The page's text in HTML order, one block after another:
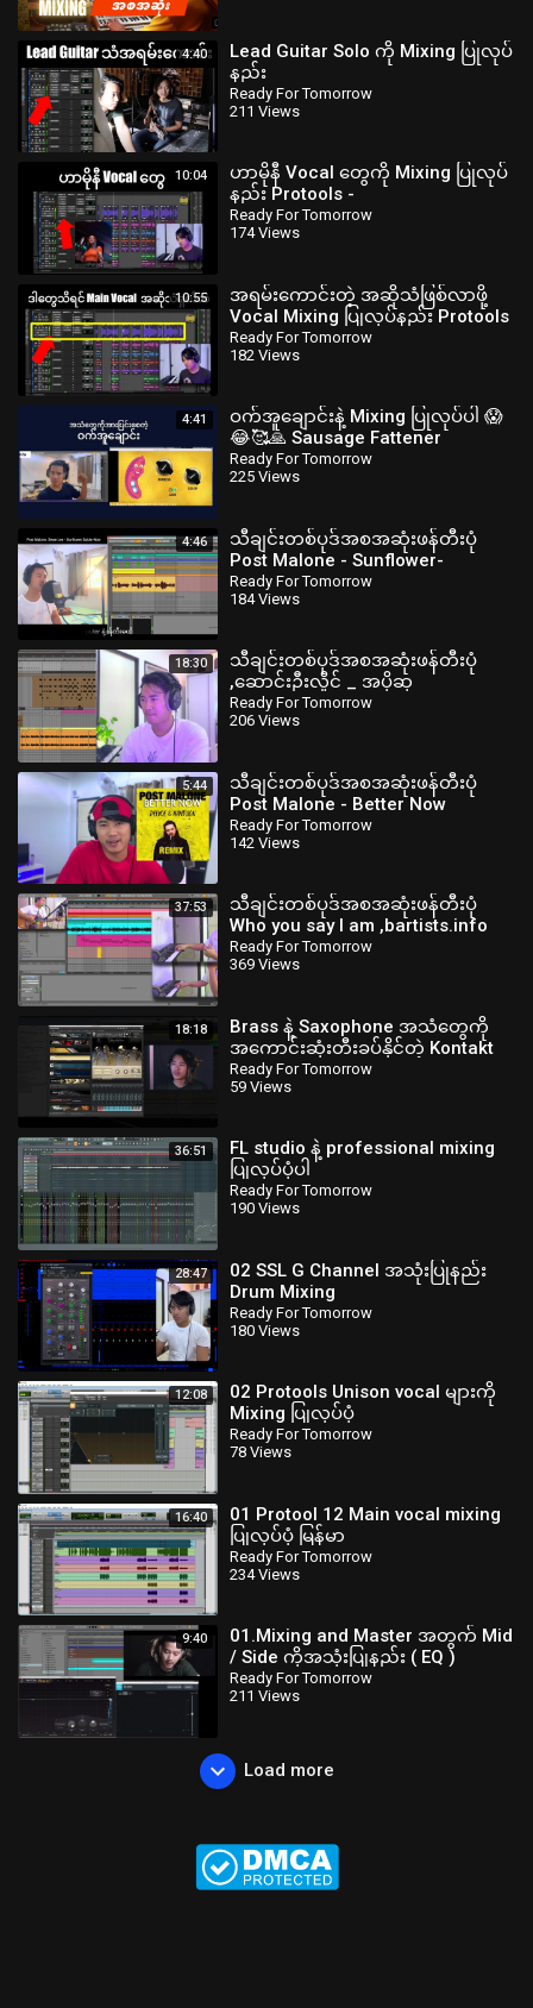
4:40
Lead Guitar Solo ကို Mixing ပြုလုပ်
နည်း
‪@readyfortomorrowmyanmar‬
‪@zawlattros‬
Ready For Tomorrow
211 Views
10:04
ဟာမိုနီ Vocal တွေကို Mixing ပြုလုပ်
နည်း Protools -
‪@readyfortomorrowmyanmar‬
#bartists.info
Ready For Tomorrow
174 Views
10:55
အရမ်းကောင်းတဲ့ အဆိုသံဖြစ်လာဖို့
Vocal Mixing ပြုလုပ်နည်း Protools
myanmar
Ready For Tomorrow
182 Views
4:41
ဝက်အူချောင်းနဲ့ Mixing ပြုလုပ်ပါ 😱
😂🥰🙏 Sausage Fattener
,readyfortomorrowmyanmar
Ready For Tomorrow
225 Views
4:46
သီချင်းတစ်ပုဒ်အစအဆုံးဖန်တီးပုံ
Post Malone - Sunflower-
bartists.info
Ready For Tomorrow
184 Views
18:30
သီချင်းတစ်ပုဒ်အစအဆုံးဖန်တီးပုံ
,ဆောင်းဦးလှိုင် _ အပိုဆု
Bartists.info
Ready For Tomorrow
206 Views
5:44
သီချင်းတစ်ပုဒ်အစအဆုံးဖန်တီးပုံ
Post Malone - Better Now
,Bartists.info
Ready For Tomorrow
142 Views
37:53
သီချင်းတစ်ပုဒ်အစအဆုံးဖန်တီးပုံ
Who you say I am ,bartists.info
Ready For Tomorrow
369 Views
18:18
Brass နဲ့ Saxophone အသံတွေကို
အကောင်းဆုံးတီးခပ်နိုင်တဲ့ Kontakt
library များ
Ready For Tomorrow
59 Views
36:51
FL studio နဲ့ professional mixing
ပြုလုပ်ပုံပါ
Ready For Tomorrow
190 Views
28:47
02 SSL G Channel အသုံးပြုနည်း
Drum Mixing
Ready For Tomorrow
180 Views
12:08
02 Protools Unison vocal များကို
Mixing ပြုလုပ်ပုံ
Ready For Tomorrow
78 Views
16:40
01 Protool 12 Main vocal mixing
ပြုလုပ်ပုံ မြန်မာ
Ready For Tomorrow
234 Views
9:40
01.Mixing and Master အတွက် Mid
/ Side ကိုအသုံးပြုနည်း ( EQ )
Ready For Tomorrow
211 Views
Load more